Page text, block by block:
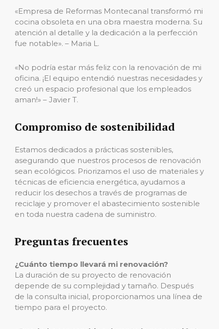
«Empresa de Reformas Montecanal transformó mi
cocina obsoleta en una obra maestra moderna. Su
atención al detalle y la dedicación a la perfección
fue notable». – Maria L.
«No podría estar más feliz con la renovación de mi
oficina. ¡El equipo entendió nuestras necesidades y
creó un espacio profesional que los empleados
aman!» – Javier T.
Compromiso de sostenibilidad
Estamos dedicados a prácticas sostenibles,
asegurando que nuestros procesos de renovación
sean ecológicos. Priorizamos el uso de materiales y
técnicas de eficiencia energética, ayudamos a
reducir los desechos a través de programas de
reciclaje y promover el abastecimiento sostenible
en toda nuestra cadena de suministro.
Preguntas frecuentes
¿Cuánto tiempo llevará mi renovación?
La duración de su proyecto de renovación
depende de su complejidad y tamaño. Después
de la consulta inicial, proporcionamos una línea de
tiempo para el proyecto.